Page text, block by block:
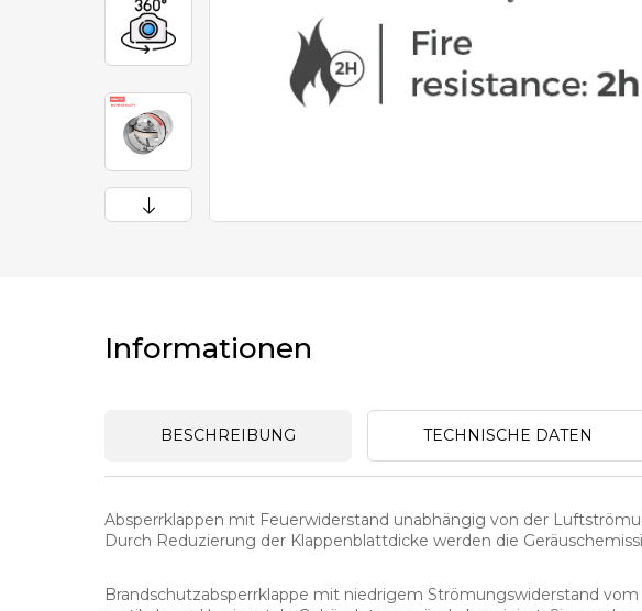
Informationen
BESCHREIBUNG TECHNISCHE DATEN
Absperrklappen mit Feuerwiderstand unabhängig von der
Durch Reduzierung der Klappenblattdicke werden die
Brandschutzabsperrklappe mit niedrigem Strömungswiderstand